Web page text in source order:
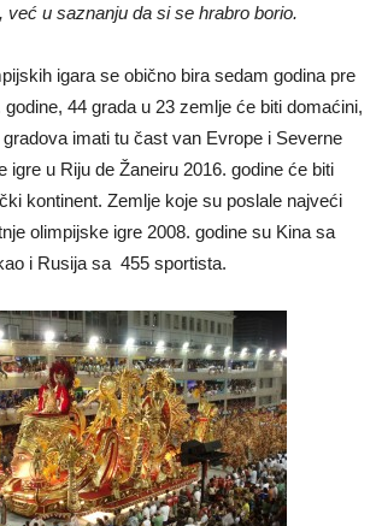
već u saznanju da si se hrabro borio.
igara se obično bira sedam godina pre
44 grada u 23 zemlje će biti domaćini,
imati tu čast van Evrope i Severne
igre u Riju de Žaneiru 2016. godine će biti
kontinent. Zemlje koje su poslale najveći
olimpijske igre 2008. godine su Kina sa
i Rusija sa 455 sportista.